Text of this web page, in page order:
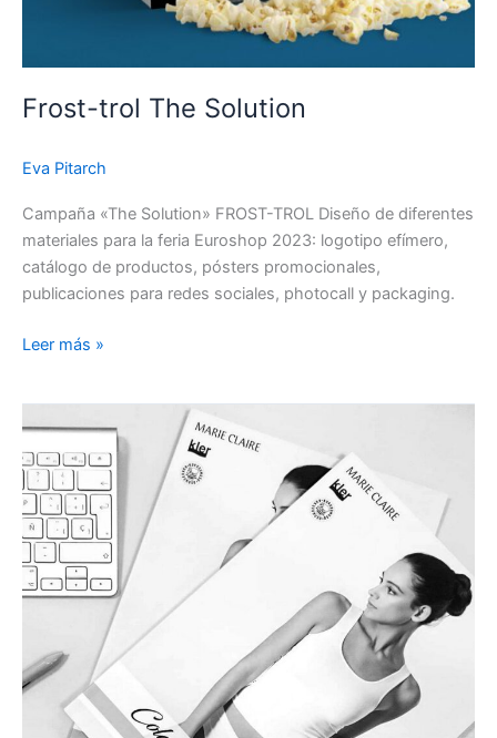
Frost-trol The Solution
Eva Pitarch
Campaña «The Solution» FROST-TROL Diseño de diferentes
materiales para la feria Euroshop 2023: logotipo efímero,
catálogo de productos, pósters promocionales,
publicaciones para redes sociales, photocall y packaging.
Leer más »
V’18